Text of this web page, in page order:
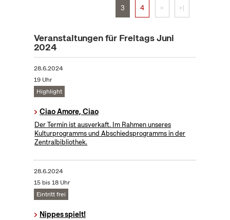
3 4 > >|
Veranstaltungen für Freitags Juni
2024
28.6.2024
19 Uhr
Highlight
Ciao Amore, Ciao
Der Termin ist ausverkaft. Im Rahmen unseres
Kulturprogramms und Abschiedsprogramms in der
Zentralbibliothek.
28.6.2024
15 bis 18 Uhr
Eintritt frei
Nippes spielt!